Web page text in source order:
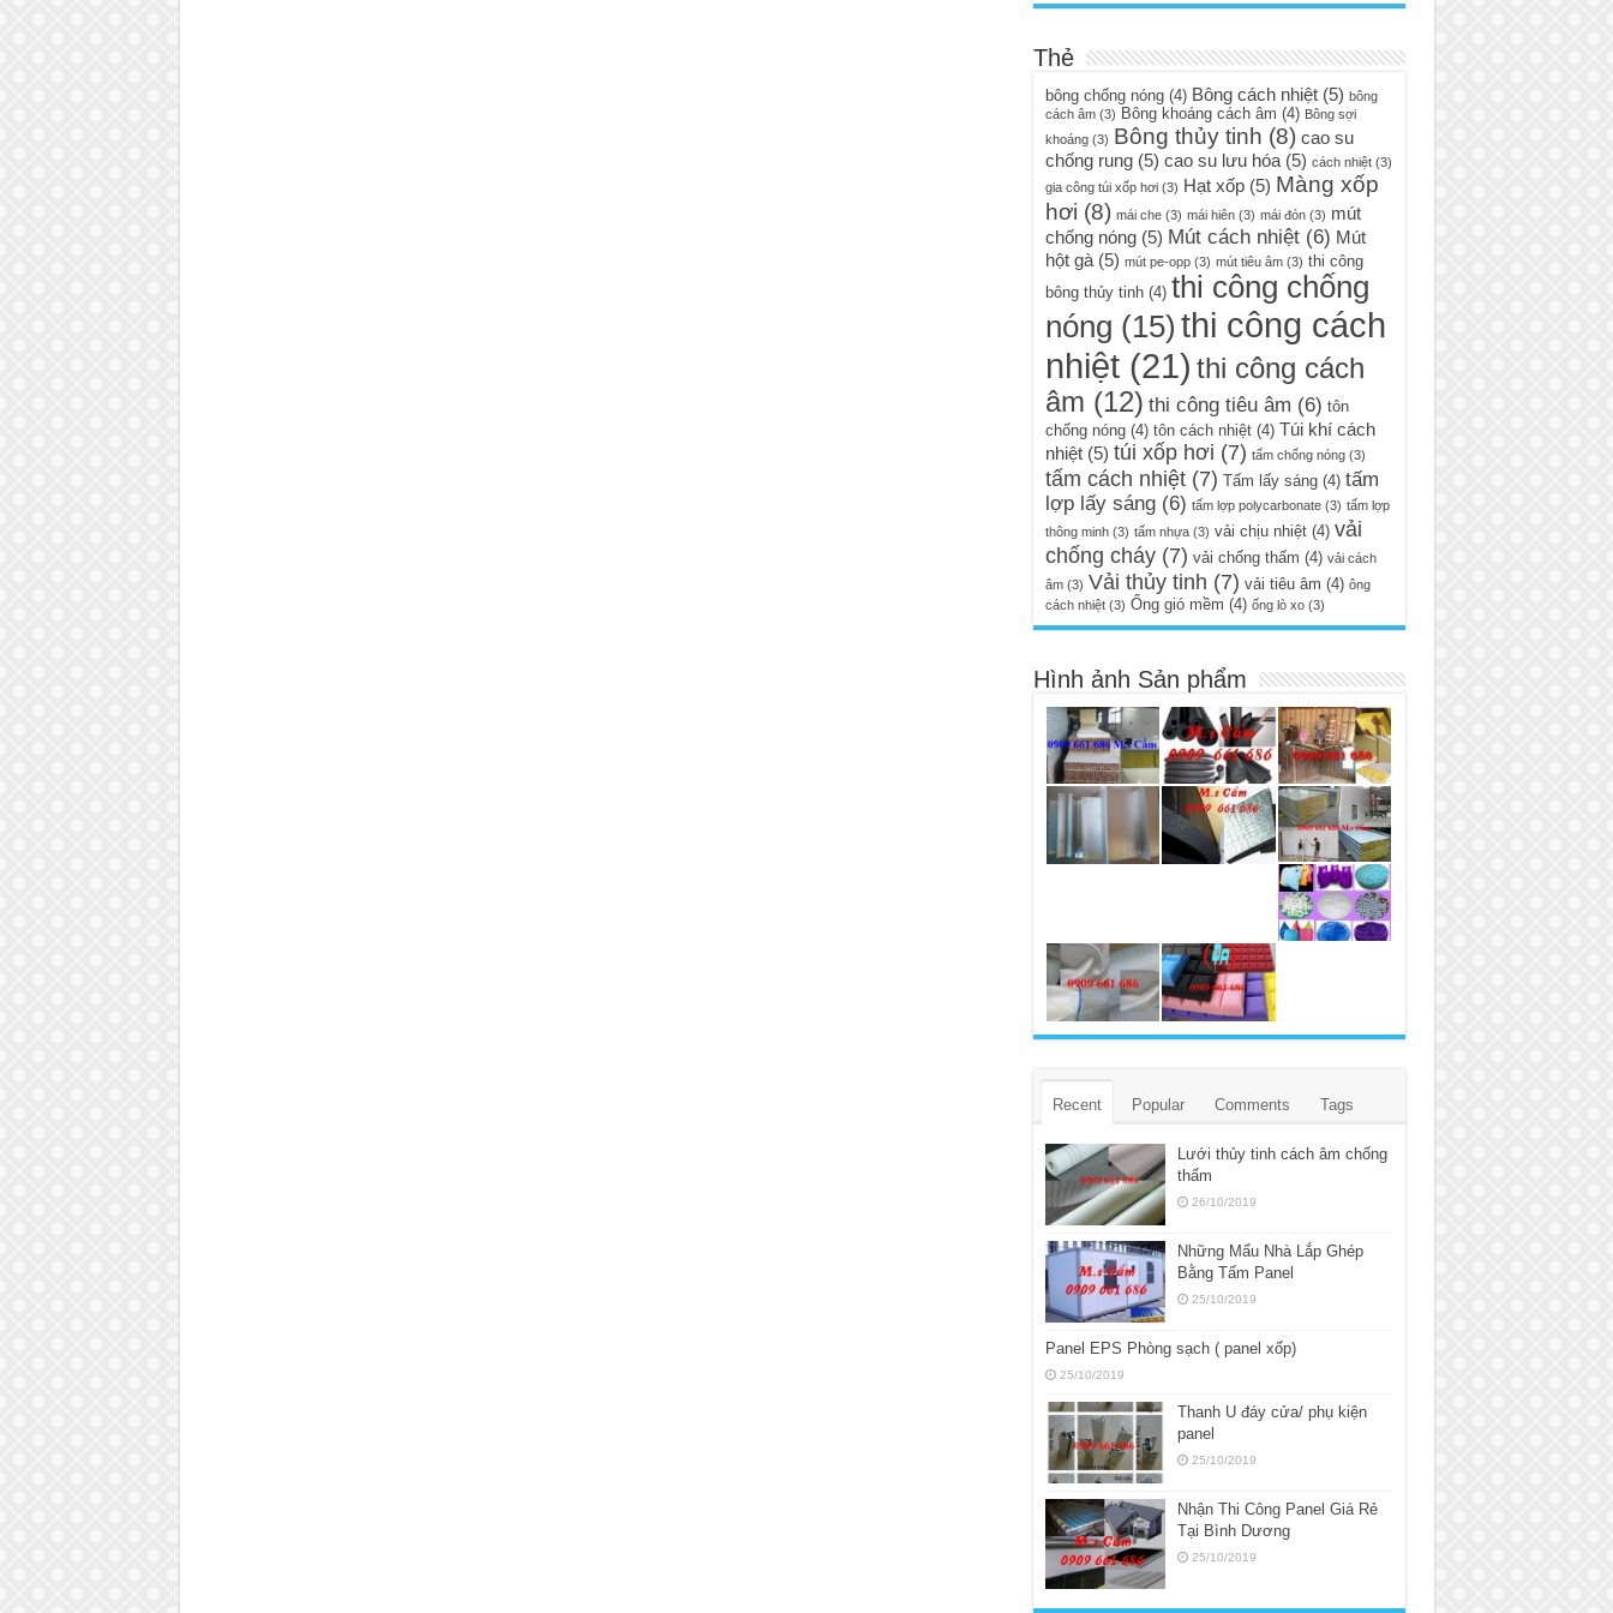
Thẻ
bông chống nóng(4) Bông cách nhiệt(5) bông
cách âm(3) Bông khoáng cách âm (4) Bông sợi
khoáng(3) Bông thủy tinh (8) cao su
chống rung(5) cao su lưu hóa(5) cách nhiệt(3)
gia công túi xốp hơi(3) Hạt xốp(5) Màng xốp
hơi (8) mái che(3) mái hiên(3) mái đón(3) mút
chống nóng(5) Mút cách nhiệt(6) Mút
hột gà(5) mút pe-opp(3) mút tiêu âm(3) thi công
bông thủy tinh(4) thi công chống
nóng (15) thi công cách
nhiệt(21) thi công cách
âm (12) thi công tiêu âm (6) tôn
chống nóng(4) tôn cách nhiệt(4) Túi khí cách
nhiệt(5) túi xốp hơi (7) tấm chống nóng(3)
tấm cách nhiệt(7) Tấm lấy sáng(4) tấm
lợp lấy sáng(6) tấm lợp polycarbonate(3) tấm lợp
thông minh(3) tấm nhựa(3) vải chịu nhiệt(4) vải
chống cháy(7) vải chống thấm (4) vải cách
âm(3) Vải thủy tinh (7) vải tiêu âm (4) ông
cách nhiệt(3) Ống gió mềm (4) ống lò xo(3)
Hình ảnh Sản phẩm
Recent Popular Comments Tags
Lưới thủy tinh cách âm chống
thấm
26/10/2019
Những Mẩu Nhà Lắp Ghép
Bằng Tấm Panel
25/10/2019
Panel EPS Phòng sạch ( panel xốp)
25/10/2019
Thanh U đáy cửa/ phụ kiện
panel
25/10/2019
Nhận Thi Công Panel Giá Rẻ
Tại Bình Dương
25/10/2019